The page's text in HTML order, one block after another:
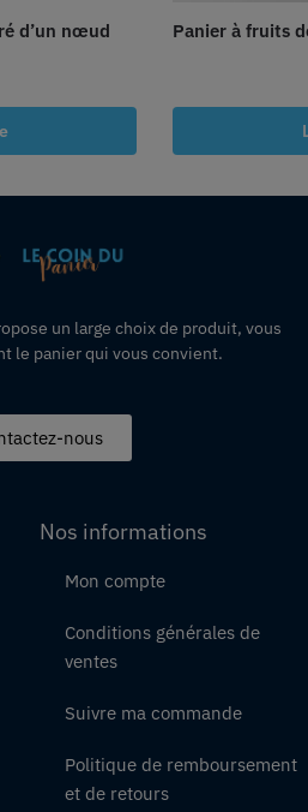
d’un nœud Panier à fruits
un large choix de produit, vous
le panier qui vous convient.
nous
Nos informations
Mon compte
Conditions générales de
ventes
Suivre ma commande
Politique de remboursement
et de retours